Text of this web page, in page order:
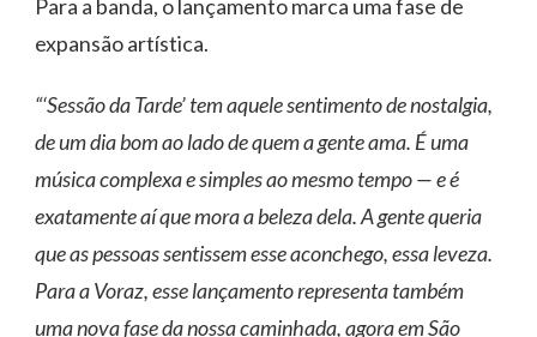
Para a banda, o lançamento marca uma fase de
expansão artística.
“‘Sessão da Tarde’ tem aquele sentimento de nostalgia,
de um dia bom ao lado de quem a gente ama. É uma
música complexa e simples ao mesmo tempo — e é
exatamente aí que mora a beleza dela. A gente queria
que as pessoas sentissem esse aconchego, essa leveza.
Para a Voraz, esse lançamento representa também
uma nova fase da nossa caminhada, agora em São